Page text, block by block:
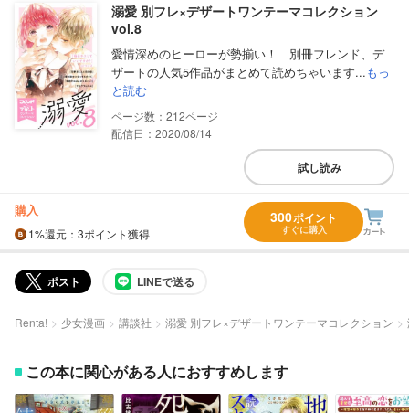
溺愛 別フレ×デザートワンテーマコレクション
vol.8
愛情深めのヒーローが勢揃い！ 別冊フレンド、デ
ザートの人気5作品がまとめて読めちゃいます...もっ
と読む
212
配信日：2020/08/14
試し読み
購入
1%還元 ：3ポイント獲得
300ポイント
すぐに購入
ポスト LINEで送る
Renta! 少女漫画 講談社 溺愛 別フレ×デザートワンテーマコレクション
この本に関心がある人におすすめします